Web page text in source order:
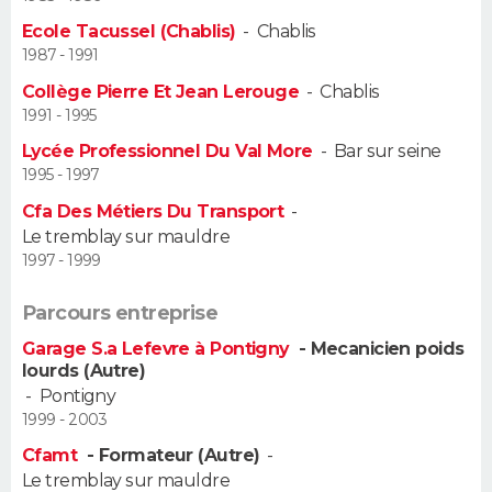
Alimentation
Guide de la santé
Maladies
Médicaments
Sommeil
VOYAGE
Destinations
City break
Voyage nature
Voyage de noces
Forum
Climat
+
PHOTO
GUIDES D'ACHAT
BONS PLANS
CARTE DE VOEUX
DICTIONNAIRE
Dictionnaire
Biographies
Citations
Expressions
Proverbes
PROGRAMME TV
COPAINS D'AVANT
S'inscrire
Se connecter
Lycées
Collèges
Primaires
Universités
Entreprises
Service militaire
Avis de recherche
AVIS DE DÉCÈS
Ecole Tacussel (Chablis) - Chablis
1987 - 1991
Collège Pierre Et Jean Lerouge -Chablis
1991 - 1995
Lycée Professionnel Du Val More - Bar sur seine
1995 - 1997
Cfa Des Métiers Du Transport-
Le tremblay sur mauldre
1997 - 1999
Parcours entreprise
Garage S.a Lefevre à Pontigny - Mecanicien poids
lourds (Autre)
- Pontigny
1999 - 2003
Cfamt - Formateur (Autre) -
Le tremblay sur mauldre